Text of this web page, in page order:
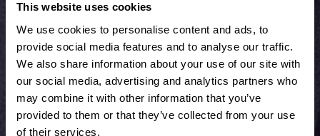
This website uses cookies
We use cookies to personalise content and ads, to
provide social media features and to analyse our traffic.
We also share information about your use of our site with
our social media, advertising and analytics partners who
may combine it with other information that you’ve
provided to them or that they’ve collected from your use
of their services.